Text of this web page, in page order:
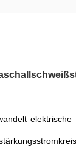
elektrische